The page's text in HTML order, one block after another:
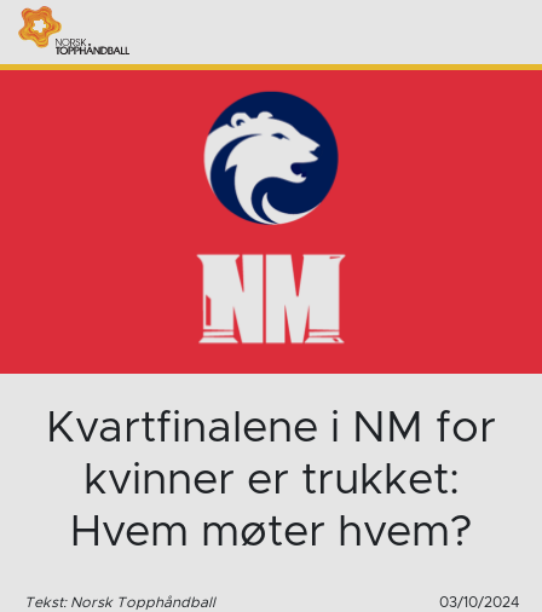
Kvartfinalene i NM for
kvinner er trukket:
Hvem møter hvem?
Tekst: Norsk Topphåndball 03/10/2024